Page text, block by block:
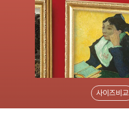
사이즈비교